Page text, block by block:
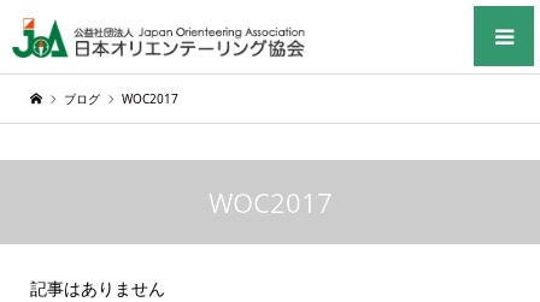
ブログ WOC2017
WOC2017
記事はありません